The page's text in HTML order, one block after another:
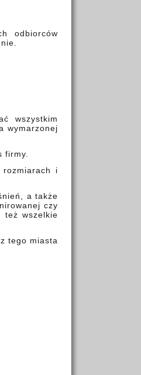
odbiorców
wszystkim
wymarzonej
firmy.
i
a także
czy
też wszelkie
tego miasta